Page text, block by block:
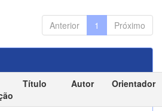
Anterior 1 Próximo
Título Autor Orientador